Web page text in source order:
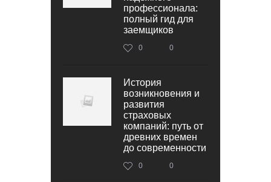
профессионала:
полный гид для
заемщиков
0 0
История
возникновения и
развития
страховых
компаний: путь от
древних времен
до современности
0 0